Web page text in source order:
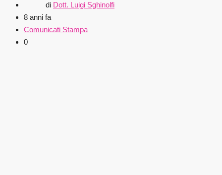
di Dott. Luigi Sghinolfi
8 anni fa
Comunicati Stampa
0